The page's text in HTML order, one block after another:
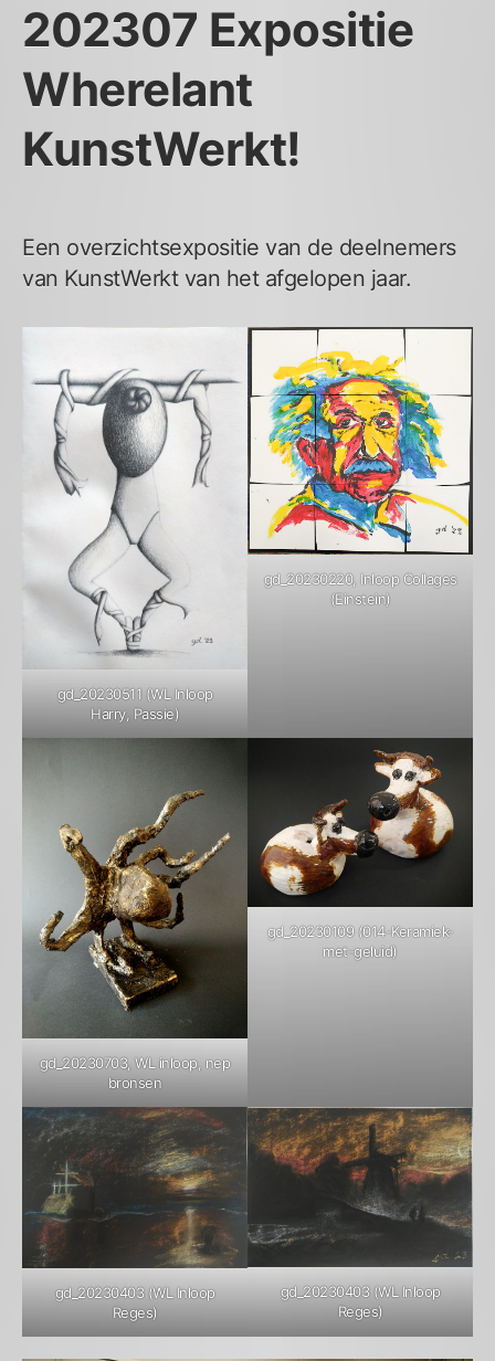
202307 Expositie
Wherelant
KunstWerkt!
Een overzichtsexpositie van de deelnemers
van KunstWerkt van het afgelopen jaar.
gd_20230511 (WL Inloop
Harry, Passie)
gd_20230220, Inloop Collages
(Einstein)
gd_20230703, WL inloop, nep
bronsen
gd_20230109 (014-Keramiek-
met-geluid)
gd_20230403 (WL Inloop
Reges)
gd_20230403 (WL Inloop
Reges)